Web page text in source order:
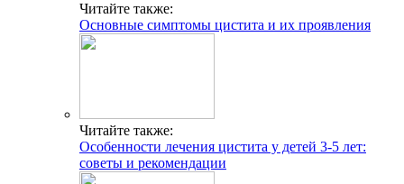
Читайте также:
Основные симптомы цистита и их проявления
Читайте также:
Особенности лечения цистита у детей 3-5 лет:
советы и рекомендации